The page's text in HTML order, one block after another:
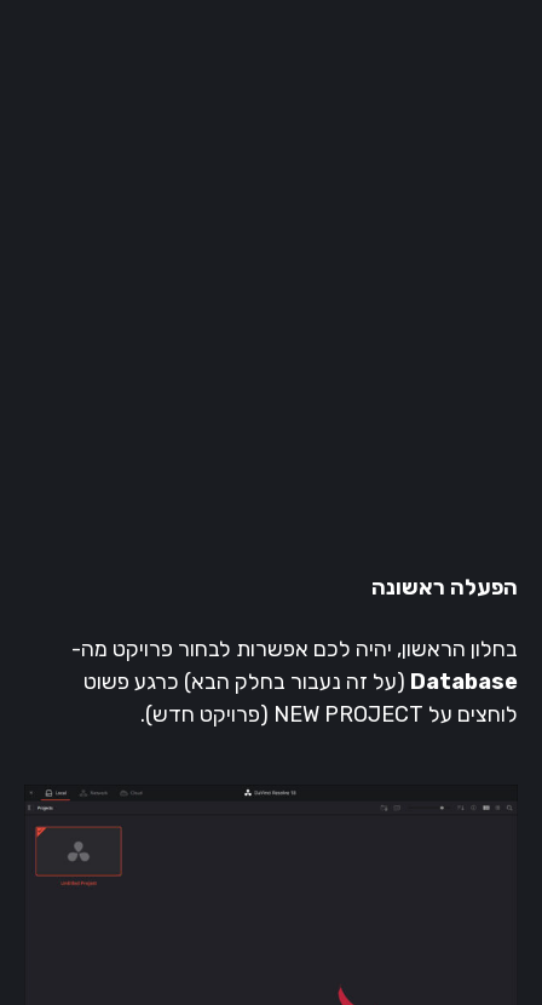
הפעלה ראשונה
בחלון הראשון, יהיה לכם אפשרות לבחור פרויקט מה-
Database (על זה נעבור בחלק הבא) כרגע פשוט
לוחצים על NEW PROJECT (פרויקט חדש).